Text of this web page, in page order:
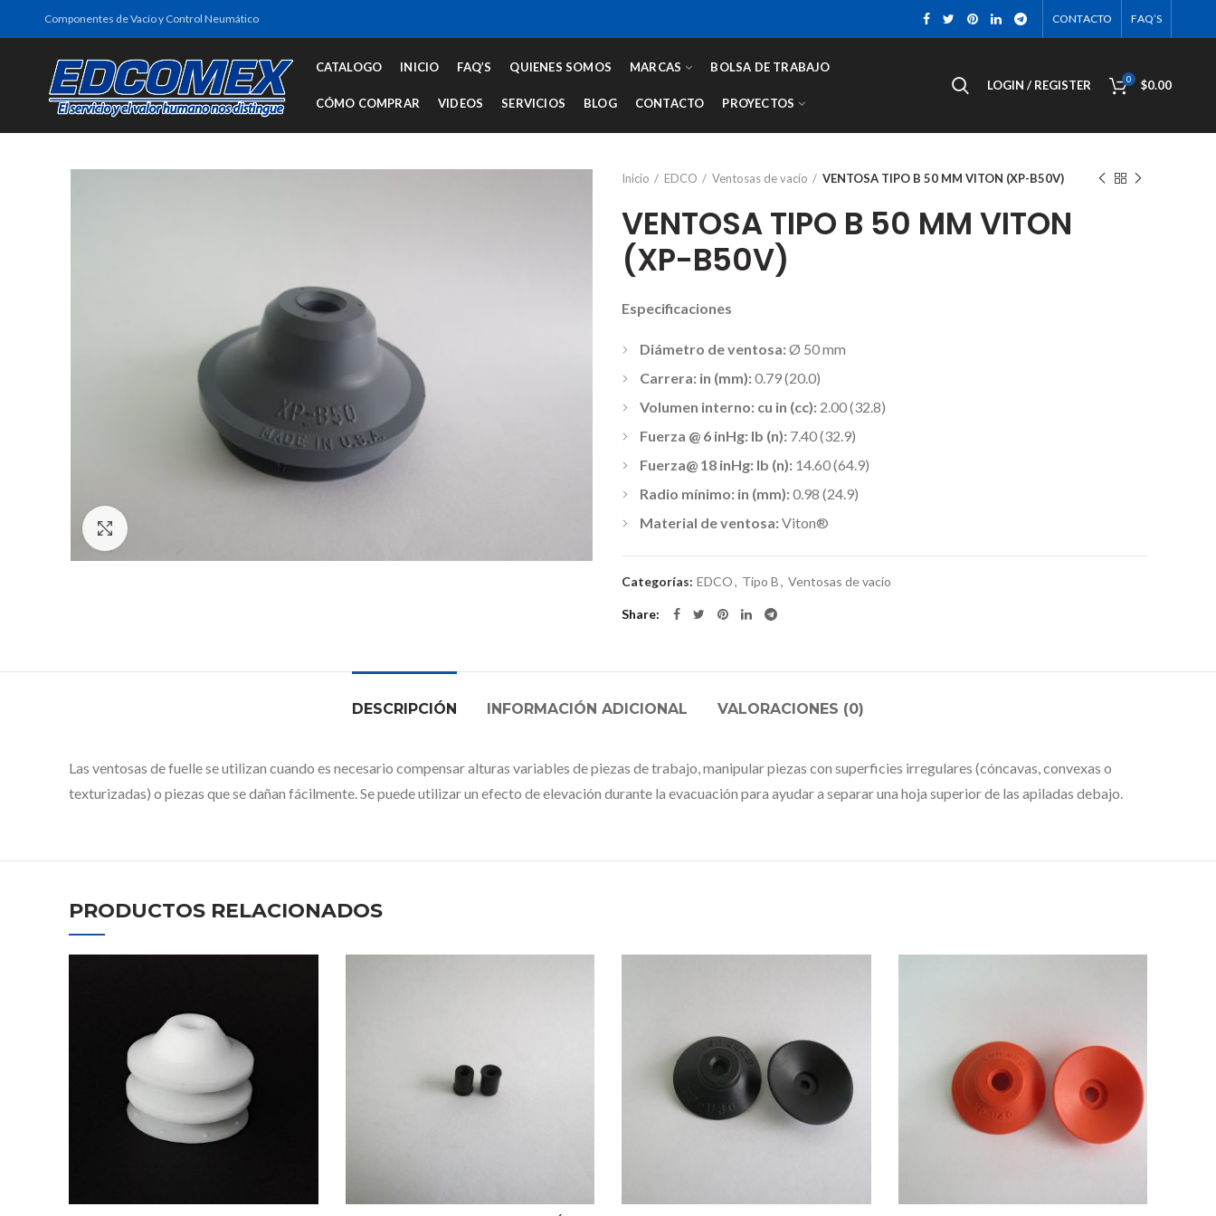
Componentes de Vacío y Control Neumático CONTACTO FAQ’S
CATALOGO INICIO FAQ’S QUIENES SOMOS MARCAS BOLSA DE TRABAJO
CÓMO COMPRAR VIDEOS SERVICIOS BLOG CONTACTO PROYECTOS
LOGIN / REGISTER 0 $0.00
Inicio EDCO Ventosas de vacío VENTOSA TIPO B 50 MM VITON (XP-B50V)
VENTOSA TIPO B 50 MM VITON
(XP-B50V)
Especificaciones
Diámetro de ventosa:Ø 50 mm
Carrera: in (mm):0.79 (20.0)
Volumen interno: cu in (cc): 2.00 (32.8)
Fuerza @ 6 inHg: lb (n): 7.40 (32.9)
Fuerza@ 18 inHg: lb (n): 14.60 (64.9)
Radio mínimo: in (mm):0.98 (24.9)
Material de ventosa:Viton®
Categorías: EDCO, Tipo B, Ventosas de vacío
Share
DESCRIPCIÓN INFORMACIÓN ADICIONAL VALORACIONES (0)
Las ventosas de fuelle se utilizan cuando es necesario compensar alturas variables de piezas de trabajo, manipular piezas con superficies irregulares (cóncavas, convexas o
texturizadas) o piezas que se dañan fácilmente. Se puede utilizar un efecto de elevación durante la evacuación para ayudar a separar una hoja superior de las apiladas debajo.
PRODUCTOS RELACIONADOS